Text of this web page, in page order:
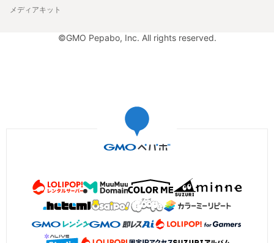
メディアキット
©GMO Pepabo, Inc. All rights reserved.